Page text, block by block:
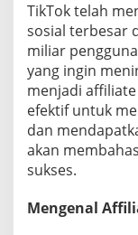
T
o
k
Y
a
n
g
S
u
s
TikTok telah
sosial terbesar
miliar
yang ingin
menjadi
efektif untuk
dan
akan
sukses.
Mengenal